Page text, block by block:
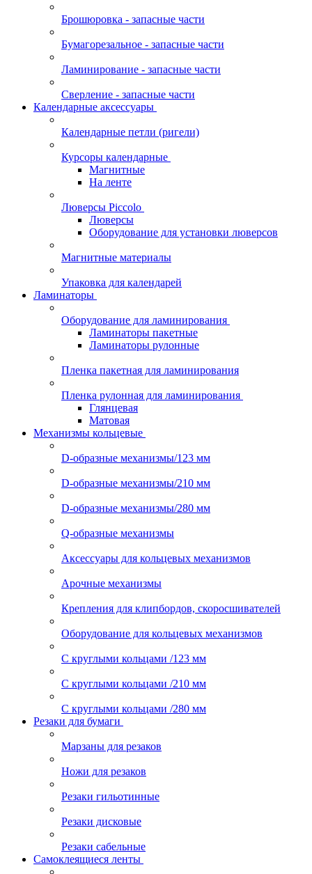
Брошюровка - запасные части
Бумагорезальное - запасные части
Ламинирование - запасные части
Сверление - запасные части
Календарные аксессуары
Календарные петли (ригели)
Курсоры календарные
Магнитные
На ленте
Люверсы Piccolo
Люверсы
Оборудование для установки люверсов
Магнитные материалы
Упаковка для календарей
Ламинаторы
Оборудование для ламинирования
Ламинаторы пакетные
Ламинаторы рулонные
Пленка пакетная для ламинирования
Пленка рулонная для ламинирования
Глянцевая
Матовая
Механизмы кольцевые
D-образные механизмы/123 мм
D-образные механизмы/210 мм
D-образные механизмы/280 мм
Q-образные механизмы
Аксессуары для кольцевых механизмов
Арочные механизмы
Крепления для клипбордов, скоросшивателей
Оборудование для кольцевых механизмов
С круглыми кольцами /123 мм
С круглыми кольцами /210 мм
С круглыми кольцами /280 мм
Резаки для бумаги
Марзаны для резаков
Ножи для резаков
Резаки гильотинные
Резаки дисковые
Резаки сабельные
Самоклеящиеся ленты